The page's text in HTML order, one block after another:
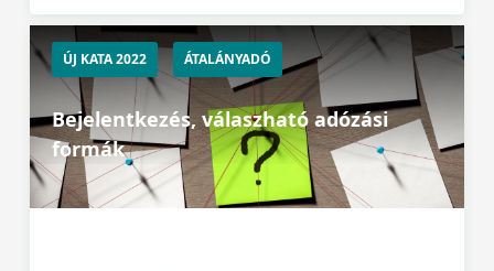
ÚJ KATA 2022 ÁTALÁNYADÓ
Bejelentkezés, válaszható adózási
formák